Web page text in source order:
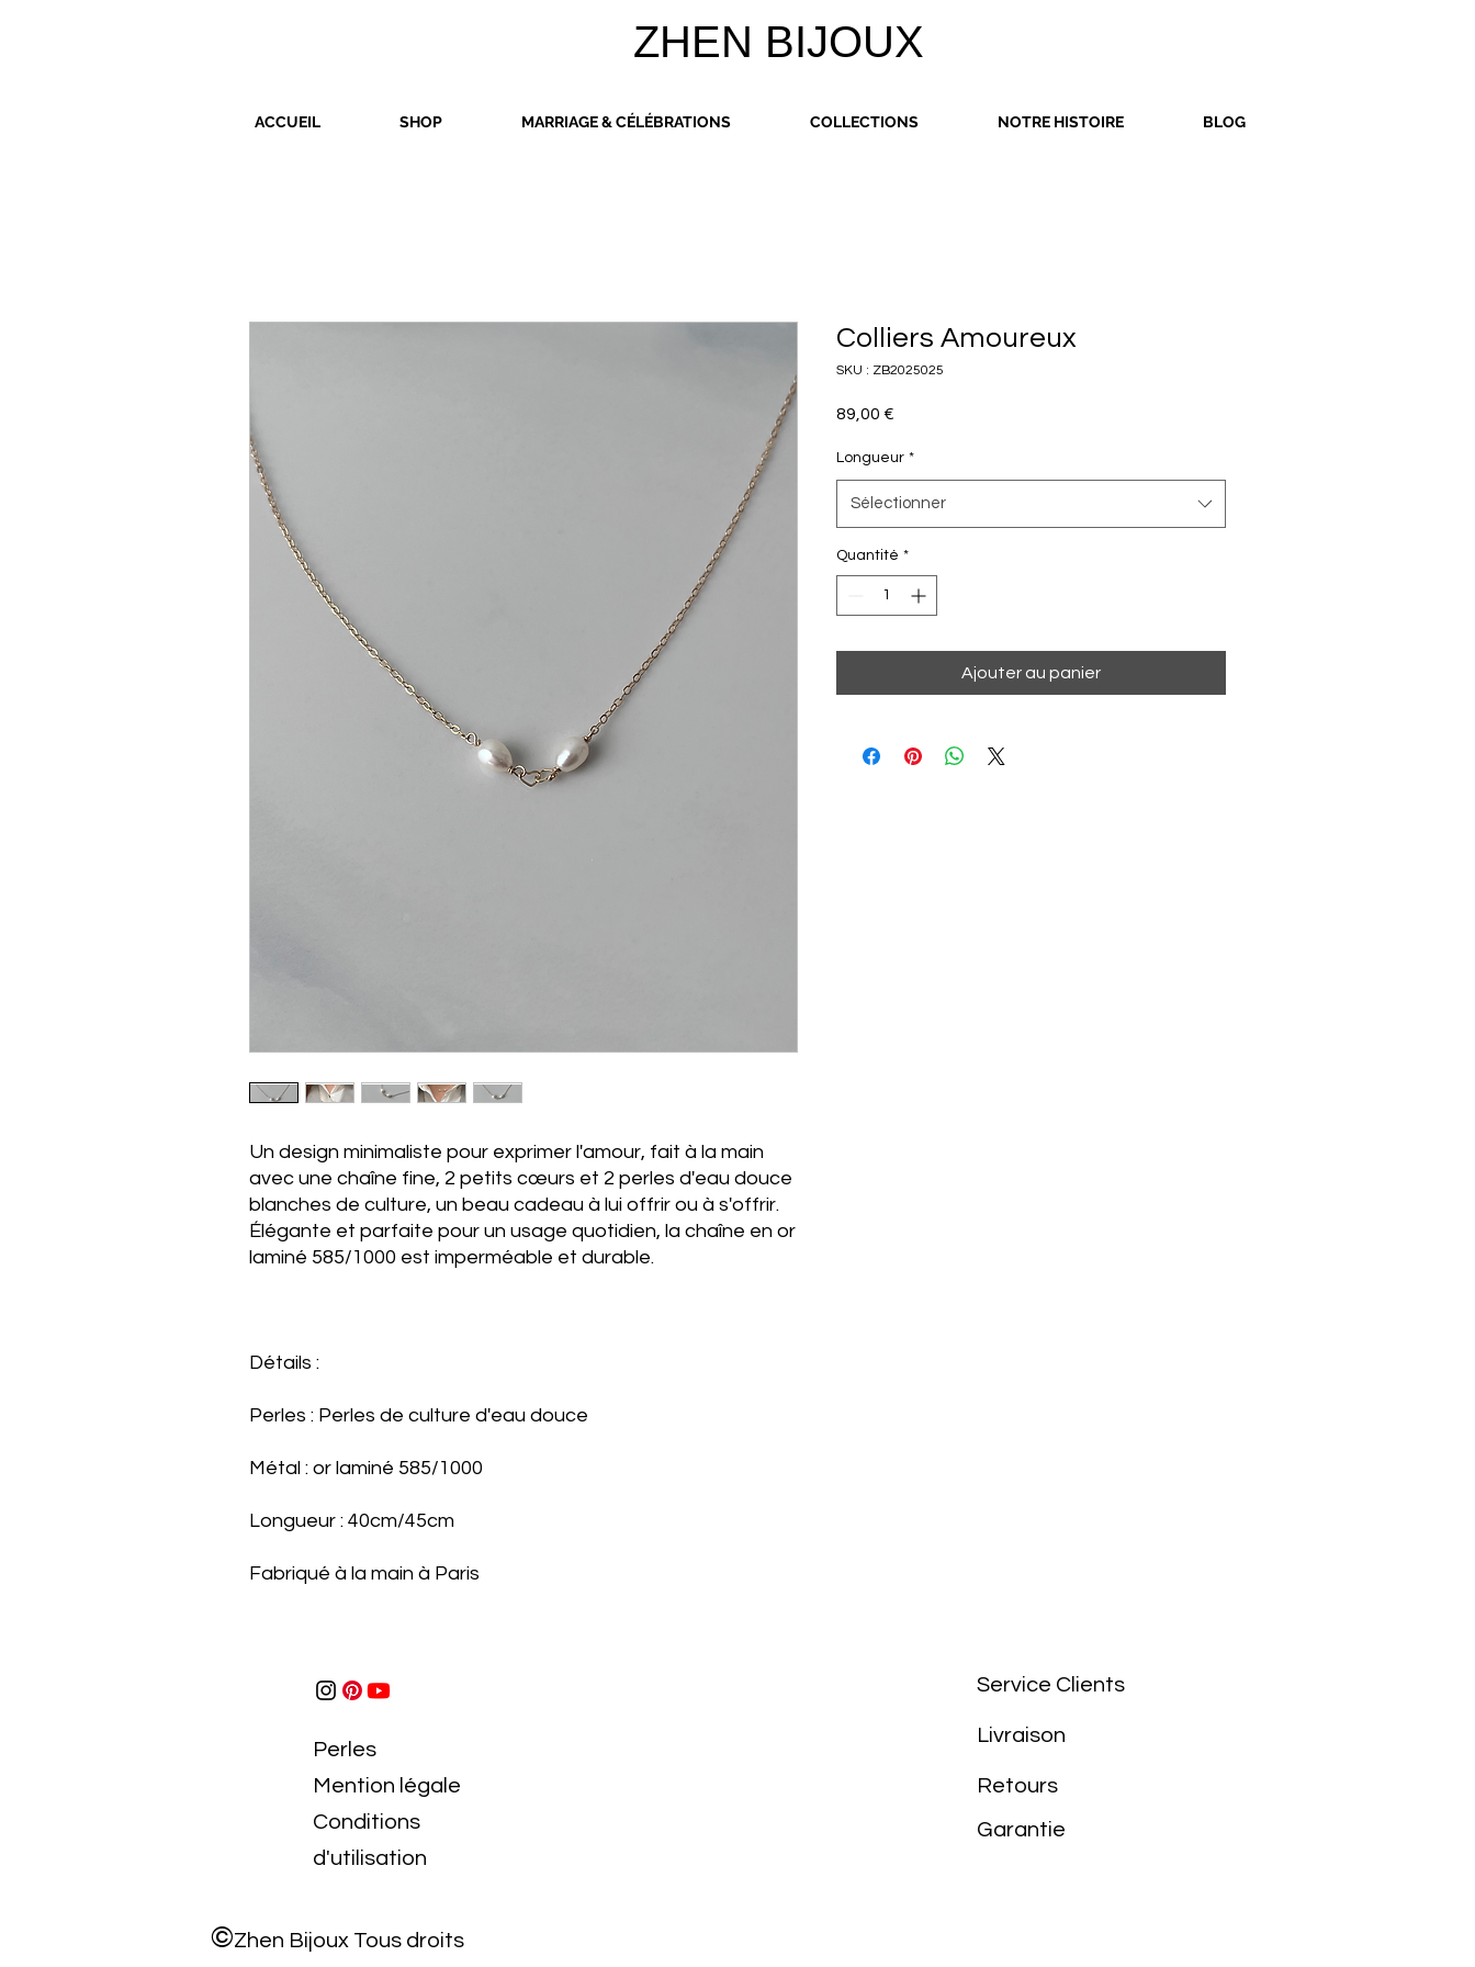
ZHEN BIJOUX
ACCUEIL SHOP MARRIAGE & CÉLÉBRATIONS COLLECTIONS NOTRE HISTOIRE BLOG
Un design minimaliste pour exprimer l'amour, fait à la main
avec une chaîne fine, 2 petits cœurs et 2 perles d'eau douce
blanches de culture, un beau cadeau à lui offrir ou à s'offrir.
Élégante et parfaite pour un usage quotidien, la chaîne en or
laminé 585/1000 est imperméable et durable.
Détails :
Perles : Perles de culture d'eau douce
Métal : or laminé 585/1000
Longueur : 40cm/45cm
Fabriqué à la main à Paris
Colliers Amoureux
SKU : ZB2025025
89,00 €
Longueur *
Sélectionner
Quantité *
Ajouter au panier
Perles
Mention légale
Conditions
d'utilisation
Service Clients
Livraison
Retours
Garantie
©Zhen Bijoux Tous droits